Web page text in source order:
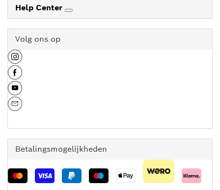
Help Center
Volg ons op
Betalingsmogelijkheden